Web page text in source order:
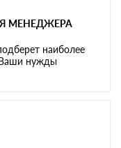
МЕНЕДЖЕРА
наиболее
нужды